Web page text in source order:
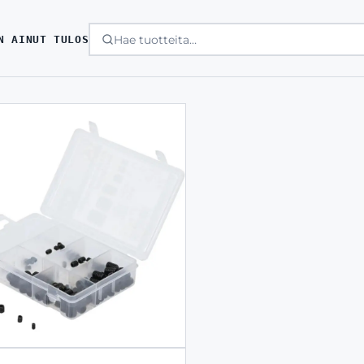
AINUT TULOS